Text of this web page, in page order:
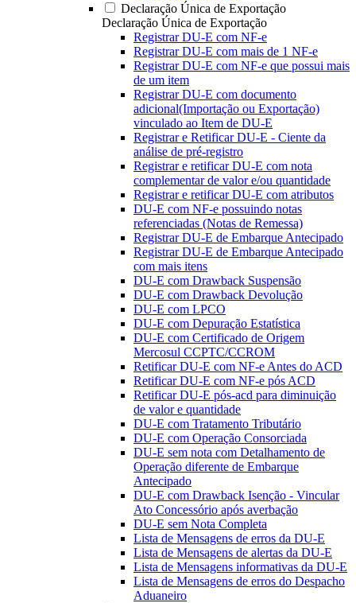
Declaração Única de Exportação
Declaração Única de Exportação
Registrar DU-E com NF-e
Registrar DU-E com mais de 1 NF-e
Registrar DU-E com NF-e que possui mais
de um item
Registrar DU-E com documento
adicional(Importação ou Exportação)
vinculado ao Item de DU-E
Registrar e Retificar DU-E - Ciente da
análise de pré-registro
Registrar e retificar DU-E com nota
complementar de valor e/ou quantidade
Registrar e retificar DU-E com atributos
DU-E com NF-e possuindo notas
referenciadas (Notas de Remessa)
Registrar DU-E de Embarque Antecipado
Registrar DU-E de Embarque Antecipado
com mais itens
DU-E com Drawback Suspensão
DU-E com Drawback Devolução
DU-E com LPCO
DU-E com Depuração Estatística
DU-E com Certificado de Origem
Mercosul CCPTC/CCROM
Retificar DU-E com NF-e Antes do ACD
Retificar DU-E com NF-e pós ACD
Retificar DU-E pós-acd para diminuição
de valor e quantidade
DU-E com Tratamento Tributário
DU-E com Operação Consorciada
DU-E sem nota com Detalhamento de
Operação diferente de Embarque
Antecipado
DU-E com Drawback Isenção - Vincular
Ato Concessório após averbação
DU-E sem Nota Completa
Lista de Mensagens de erros da DU-E
Lista de Mensagens de alertas da DU-E
Lista de Mensagens informativas da DU-E
Lista de Mensagens de erros do Despacho
Aduaneiro